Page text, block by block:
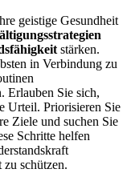
geistige Gesundheit
stärken.
in Verbindung zu
Erlauben Sie sich,
Urteil. Priorisieren Sie
Ziele und suchen Sie
Schritte helfen
schützen.